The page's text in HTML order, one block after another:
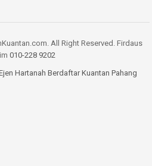
All Right Reserved. Firdaus
010-228 9202
Hartanah Berdaftar Kuantan Pahang